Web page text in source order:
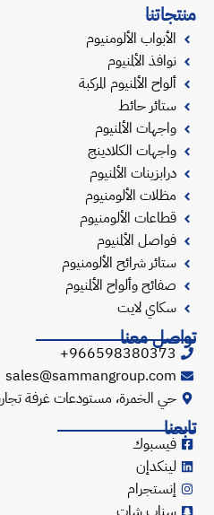
منتجاتنا
الأبواب الألومنيوم
نوافذ الألمنيوم
ألواح الألمنيوم المركبة
ستائر حائط
واجهات الألمنيوم
واجهات الكلادينج
درابزينات الألمنيوم
مظلات الألومنيوم
قطاعات الألومنيوم
فواصل الألمنيوم
ستائر شرائح الألومنيوم
صفائح وألواح الألمنيوم
سكاي لايت
تواصل معنا
966598380373+
sales@sammangroup.com
حي الخمرة، مستودعات غرفة تجارة
تابعنا
فيسبوك
لينكدإن
إنستجرام